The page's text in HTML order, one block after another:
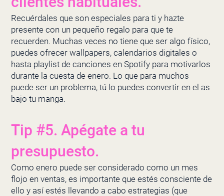
Recuérdales que son especiales para ti y hazte
presente con un pequeño regalo para que te
recuerden. Muchas veces no tiene que ser algo físico,
puedes ofrecer wallpapers, calendarios digitales o
hasta playlist de canciones en Spotify para motivarlos
durante la cuesta de enero. Lo que para muchos
puede ser un problema, tú lo puedes convertir en el as
bajo tu manga.
Tip #5. Apégate a tu
presupuesto.
Como enero puede ser considerado como un mes
flojo en ventas, es importante que estés consciente de
ello y así estés llevando a cabo estrategias (que